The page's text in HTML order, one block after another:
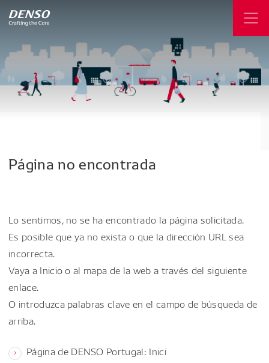
Página no encontrada
Lo sentimos, no se ha encontrado la página solicitada.
Es posible que ya no exista o que la dirección URL sea
incorrecta.
Vaya a Inicio o al mapa de la web a través del siguiente
enlace.
O introduzca palabras clave en el campo de búsqueda de
arriba.
Página de DENSO Portugal: Inici